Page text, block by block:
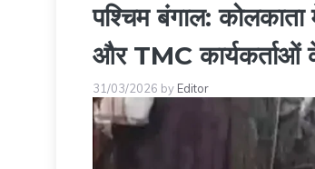
पश्चिम बंगाल:
और TMC कार्यकर्ताओं
31/03/2026 by Editor